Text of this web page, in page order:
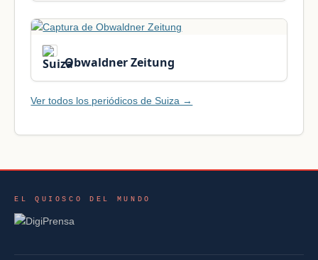
Obwaldner Zeitung
Ver todos los periódicos de Suiza →
EL QUIOSCO DEL MUNDO